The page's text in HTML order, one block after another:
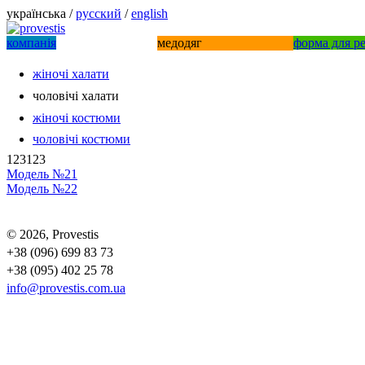
українська /русский /english
компанiя медодяг форма для
жіночі халати
чоловiчi халати
жіночі костюми
чоловічі костюми
123123
Модель №21
Модель №22
© 2026, Provestis
+38 (096) 699 83 73
+38 (095) 402 25 78
info@provestis.com.ua